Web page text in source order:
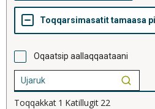
Oqaatsip aallaqqaataani
Toqqakkat 1 Katillugit 22